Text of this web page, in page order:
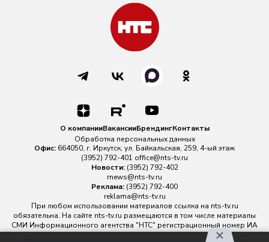
О компанииВакансииБрендингКонтакты
Обработка персональных данных
Офис: 664050, г. Иркутск, ул. Байкальская, 259, 4-ый этаж
(3952) 792-401 office@nts-tv.ru
Новости: (3952) 792-402
rnews@nts-tv.ru
Реклама: (3952) 792-400
reklama@nts-tv.ru
При любом использовании материалов ссылка на nts-tv.ru
обязательна. На сайте nts-tv.ru размещаются в том числе материалы
СМИ Информационного агентства "НТС" регистрационный номер ИА
№ ФС 77 - 88763 зарегистрировано Федеральной службой по